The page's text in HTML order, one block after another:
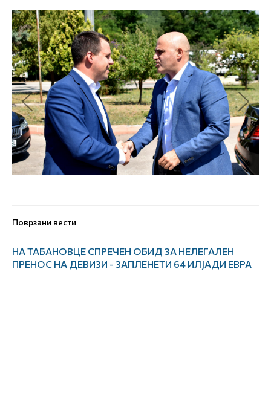
Поврзани вести
НА ТАБАНОВЦЕ СПРЕЧЕН ОБИД ЗА НЕЛЕГАЛЕН
ПРЕНОС НА ДЕВИЗИ - ЗАПЛЕНЕТИ 64 ИЛЈАДИ ЕВРА